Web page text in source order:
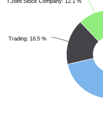
Trading: 16.5 %